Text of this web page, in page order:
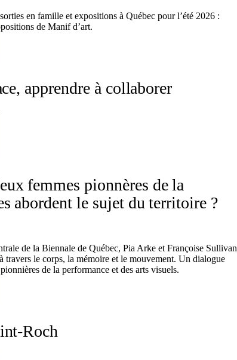
en famille et expositions à Québec pour l’été 2026 :
de Manif d’art.
apprendre à collaborer
femmes pionnères de la
abordent le sujet du territoire ?
de la Biennale de Québec, Pia Arke et Françoise Sullivan
travers le corps, la mémoire et le mouvement. Un dialogue
pionnières de la performance et des arts visuels.
Roch